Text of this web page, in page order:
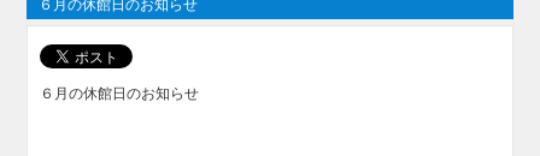
６月の休館日のお知らせ
６月の休館日のお知らせ